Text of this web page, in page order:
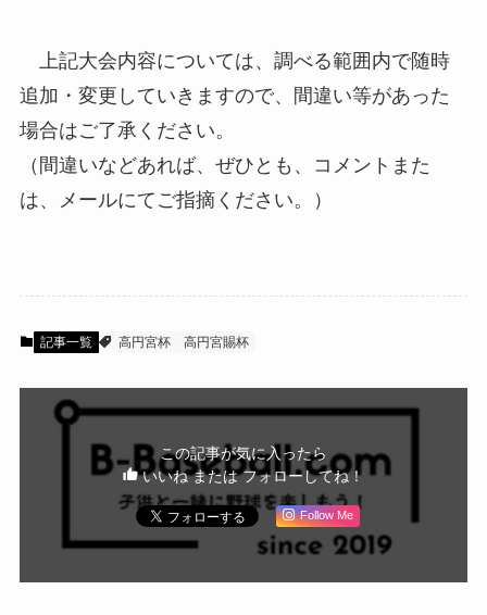
上記大会内容については、調べる範囲内で随時
追加・変更していきますので、間違い等があった
場合はご了承ください。
（間違いなどあれば、ぜひとも、コメントまた
は、メールにてご指摘ください。）
記事一覧 高円宮杯 高円宮賜杯
この記事が気に入ったら
いいね または フォローしてね！
Follow Me